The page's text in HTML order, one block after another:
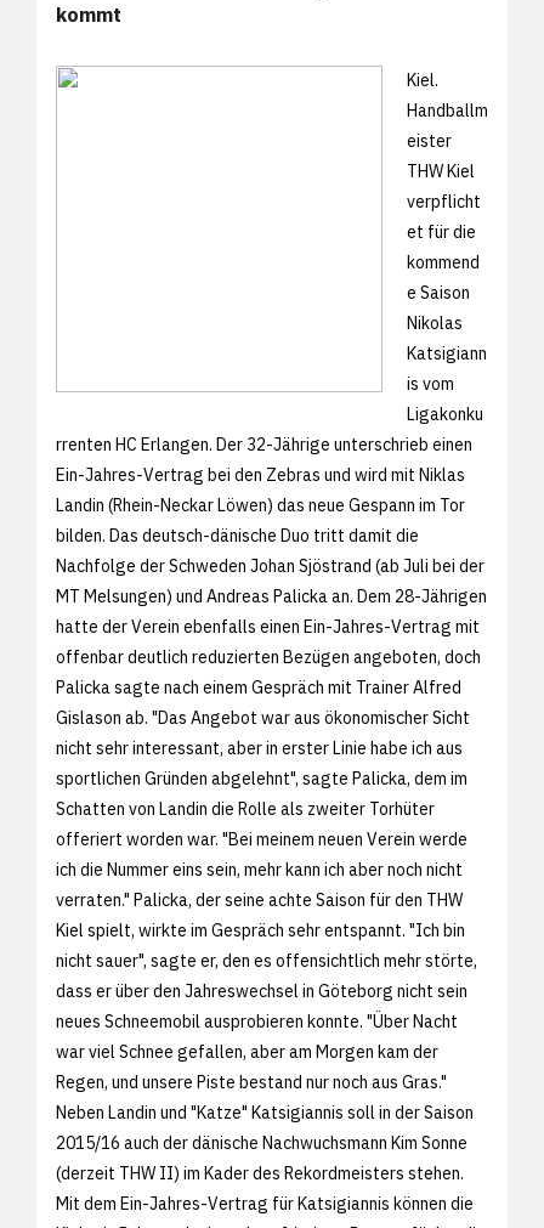
kommt
Kiel.
Handballm
eister
THW Kiel
verpflicht
et für die
kommend
e Saison
Nikolas
Katsigiann
is vom
Ligakonku
rrenten HC Erlangen. Der 32-Jährige unterschrieb einen
Ein-Jahres-Vertrag bei den Zebras und wird mit Niklas
Landin (Rhein-Neckar Löwen) das neue Gespann im Tor
bilden. Das deutsch-dänische Duo tritt damit die
Nachfolge der Schweden Johan Sjöstrand (ab Juli bei der
MT Melsungen) und Andreas Palicka an. Dem 28-Jährigen
hatte der Verein ebenfalls einen Ein-Jahres-Vertrag mit
offenbar deutlich reduzierten Bezügen angeboten, doch
Palicka sagte nach einem Gespräch mit Trainer Alfred
Gislason ab. "Das Angebot war aus ökonomischer Sicht
nicht sehr interessant, aber in erster Linie habe ich aus
sportlichen Gründen abgelehnt", sagte Palicka, dem im
Schatten von Landin die Rolle als zweiter Torhüter
offeriert worden war. "Bei meinem neuen Verein werde
ich die Nummer eins sein, mehr kann ich aber noch nicht
verraten." Palicka, der seine achte Saison für den THW
Kiel spielt, wirkte im Gespräch sehr entspannt. "Ich bin
nicht sauer", sagte er, den es offensichtlich mehr störte,
dass er über den Jahreswechsel in Göteborg nicht sein
neues Schneemobil ausprobieren konnte. "Über Nacht
war viel Schnee gefallen, aber am Morgen kam der
Regen, und unsere Piste bestand nur noch aus Gras."
Neben Landin und "Katze" Katsigiannis soll in der Saison
2015/16 auch der dänische Nachwuchsmann Kim Sonne
(derzeit THW II) im Kader des Rekordmeisters stehen.
Mit dem Ein-Jahres-Vertrag für Katsigiannis können die